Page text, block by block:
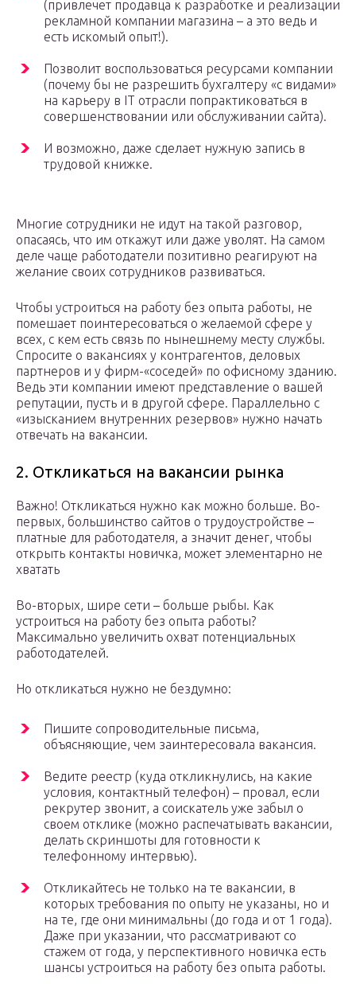
(привлечет продавца к разработке и реализации
рекламной компании магазина – а это ведь и
есть искомый опыт!).
Позволит воспользоваться ресурсами компании
(почему бы не разрешить бухгалтеру «с видами»
на карьеру в IT отрасли попрактиковаться в
совершенствовании или обслуживании сайта).
И возможно, даже сделает нужную запись в
трудовой книжке.
Многие сотрудники не идут на такой разговор,
опасаясь, что им откажут или даже уволят. На самом
деле чаще работодатели позитивно реагируют на
желание своих сотрудников развиваться.
Чтобы устроиться на работу без опыта работы, не
помешает поинтересоваться о желаемой сфере у
всех, с кем есть связь по нынешнему месту службы.
Спросите о вакансиях у контрагентов, деловых
партнеров и у фирм-«соседей» по офисному зданию.
Ведь эти компании имеют представление о вашей
репутации, пусть и в другой сфере. Параллельно с
«изысканием внутренних резервов» нужно начать
отвечать на вакансии.
2. Откликаться на вакансии рынка
Важно! Откликаться нужно как можно больше. Во-
первых, большинство сайтов о трудоустройстве –
платные для работодателя, а значит денег, чтобы
открыть контакты новичка, может элементарно не
хватать
Во-вторых, шире сети – больше рыбы. Как
устроиться на работу без опыта работы?
Максимально увеличить охват потенциальных
работодателей.
Но откликаться нужно не бездумно:
Пишите сопроводительные письма,
объясняющие, чем заинтересовала вакансия.
Ведите реестр (куда откликнулись, на какие
условия, контактный телефон) – провал, если
рекрутер звонит, а соискатель уже забыл о
своем отклике (можно распечатывать вакансии,
делать скриншоты для готовности к
телефонному интервью).
Откликайтесь не только на те вакансии, в
которых требования по опыту не указаны, но и
на те, где они минимальны (до года и от 1 года).
Даже при указании, что рассматривают со
стажем от года, у перспективного новичка есть
шансы устроиться на работу без опыта работы.